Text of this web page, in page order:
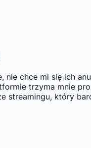
chce mi się ich
trzyma mnie
streamingu, który